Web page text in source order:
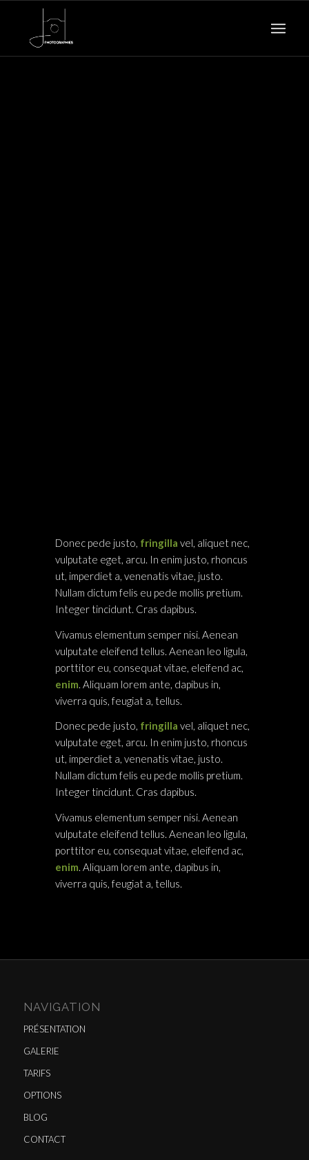
Donec pede justo, fringilla vel, aliquet nec,
vulputate eget, arcu. In enim justo, rhoncus
ut, imperdiet a, venenatis vitae, justo.
Nullam dictum felis eu pede mollis pretium.
Integer tincidunt. Cras dapibus.
Vivamus elementum semper nisi. Aenean
vulputate eleifend tellus. Aenean leo ligula,
porttitor eu, consequat vitae, eleifend ac,
enim . Aliquam lorem ante, dapibus in,
viverra quis, feugiat a, tellus.
Donec pede justo, fringilla vel, aliquet nec,
vulputate eget, arcu. In enim justo, rhoncus
ut, imperdiet a, venenatis vitae, justo.
Nullam dictum felis eu pede mollis pretium.
Integer tincidunt. Cras dapibus.
Vivamus elementum semper nisi. Aenean
vulputate eleifend tellus. Aenean leo ligula,
porttitor eu, consequat vitae, eleifend ac,
enim. Aliquam lorem ante, dapibus in,
viverra quis, feugiat a, tellus.
NAVIGATION
PRÉSENTATION
GALERIE
TARIFS
OPTIONS
BLOG
CONTACT